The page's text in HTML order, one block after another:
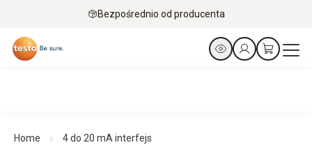
Bezpośrednio od producenta
Home 4 do 20 mA interfejs